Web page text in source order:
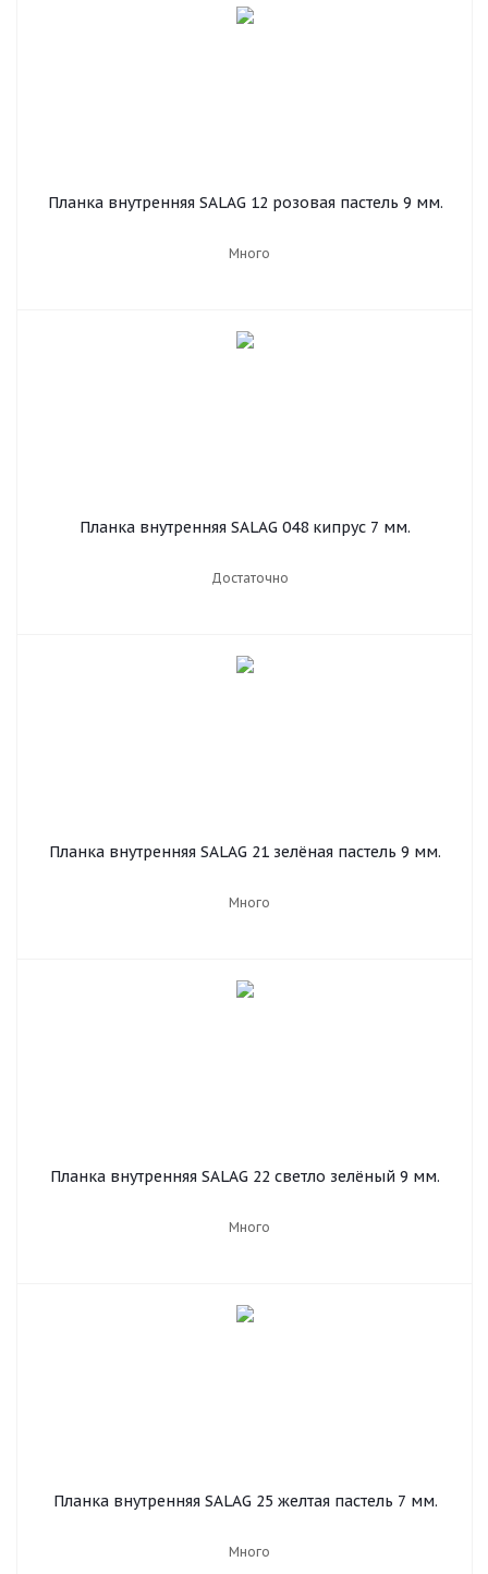
Планка внутренняя SALAG 12 розовая пастель 9 мм.
Много
Планка внутренняя SALAG 048 кипрус 7 мм.
Достаточно
Планка внутренняя SALAG 21 зелёная пастель 9 мм.
Много
Планка внутренняя SALAG 22 светло зелёный 9 мм.
Много
Планка внутренняя SALAG 25 желтая пастель 7 мм.
Много